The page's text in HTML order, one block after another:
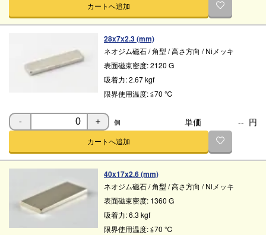
カートへ追加
28x7x2.3 (mm)
ネオジム磁石/角型 /高さ方向 / Niメッキ
表面磁束密度:2120 G
吸着力:2.67 kgf
限界使用温度:≦70 ℃
- ＋ 個 単価 -- 円
カートへ追加
40x17x2.6 (mm)
ネオジム磁石/角型 /高さ方向 / Niメッキ
表面磁束密度: 1360 G
吸着力:6.3 kgf
限界使用温度:≦70 ℃